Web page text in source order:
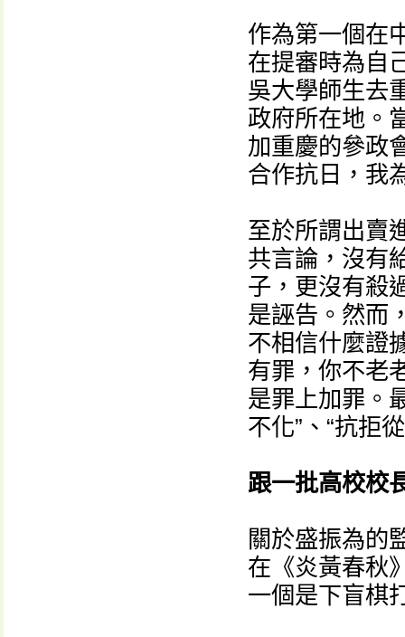
作為第一個在
在提審時為自
吳大學師生去
政府所在地。
加重慶的參政
合作抗日，我
至於所謂出賣
共言論，沒有
子，更沒有殺
是誣告。然而
不相信什麼證
有罪，你不老
是罪上加罪。
不化”、“抗拒
跟一批高校校
關於盛振為的
在《炎黃春秋
一個是下盲棋